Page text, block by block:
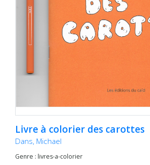
Livre à colorier des carottes
Dans, Michael
Genre : livres-a-colorier